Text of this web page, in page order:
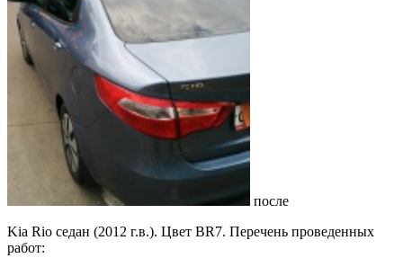
после
Kia Rio седан (2012 г.в.). Цвет BR7. Перечень проведенных
работ: